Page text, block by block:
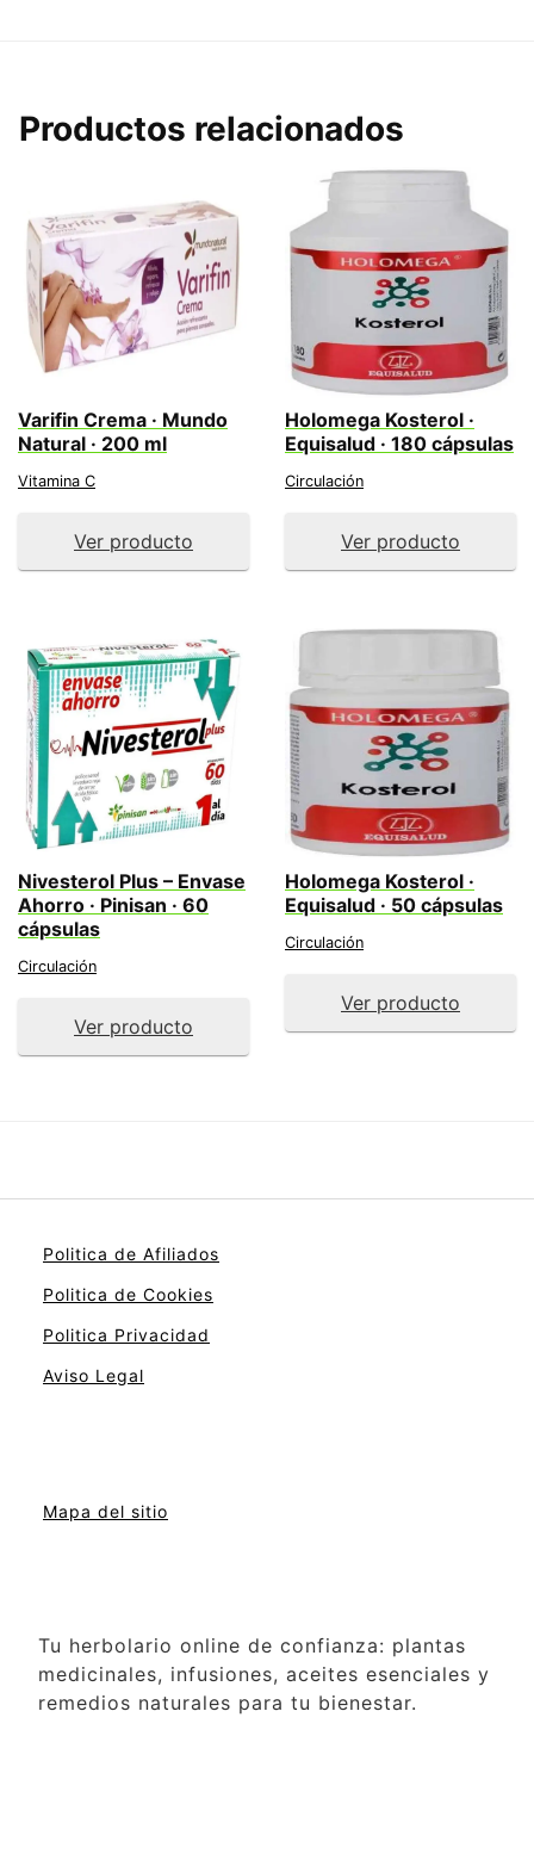
Productos relacionados
Varifin Crema · Mundo
Natural · 200 ml
Vitamina C
Ver producto
Holomega Kosterol ·
Equisalud · 180 cápsulas
Circulación
Ver producto
Nivesterol Plus – Envase
Ahorro · Pinisan · 60
cápsulas
Circulación
Ver producto
Holomega Kosterol ·
Equisalud · 50 cápsulas
Circulación
Ver producto
Politica de Afiliados
Politica de Cookies
Politica Privacidad
Aviso Legal
Mapa del sitio
Tu herbolario online de confianza: plantas
medicinales, infusiones, aceites esenciales y
remedios naturales para tu bienestar.